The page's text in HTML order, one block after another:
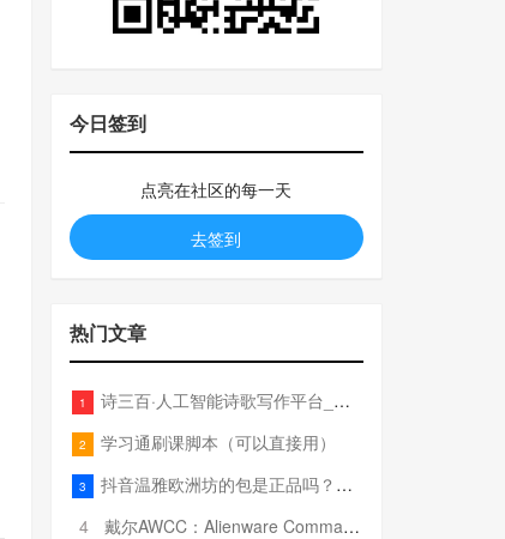
今日签到
点亮在社区的每一天
去签到
热门文章
1 诗三百·人工智能诗歌写作平台_在线作诗机_藏头诗生成器_电脑对联_姓名作诗
2 学习通刷课脚本（可以直接用）
3
抖音温雅欧洲坊的包是正品吗？温雅卖的包为啥那么便宜？
4
戴尔AWCC：Alienware Command Center 故障排除方法，里面附有超全详解呦，快来快来，欢迎观看~